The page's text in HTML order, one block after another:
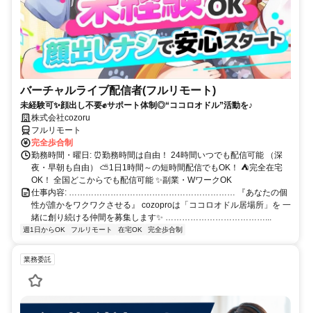
バーチャルライブ配信者(フルリモート)
未経験可✨顔出し不要✊サポート体制◎“ココロオドル”活動を♪
株式会社cozoru
フルリモート
完全歩合制
勤務時間・曜日: ⏰勤務時間は自由！ 24時間いつでも配信可能 （深
夜・早朝も自由） ⛅1日1時間～の短時間配信でもOK！ ⛺完全在宅
OK！ 全国どこからでも配信可能 ✨副業・WワークOK
仕事内容: …………………………………………………… 『あなたの個
性が誰かをワクワクさせる』 cozoproは「ココロオドル居場所」を 一
緒に創り続ける仲間を募集します✨ ………………………………...
週1日からOK フルリモート 在宅OK 完全歩合制
業務委託